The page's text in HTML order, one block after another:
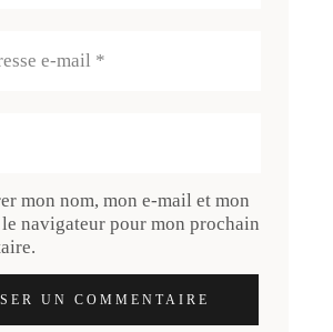
mon nom, mon e-mail et mon
le navigateur pour mon prochain
UN COMMENTAIRE